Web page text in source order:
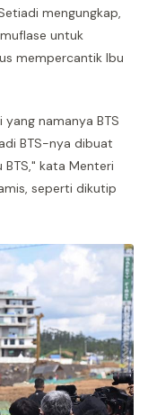
mengungkap,
untuk
mempercantik Ibu
yang namanya BTS
BTS-nya dibuat
kata Menteri
seperti dikutip